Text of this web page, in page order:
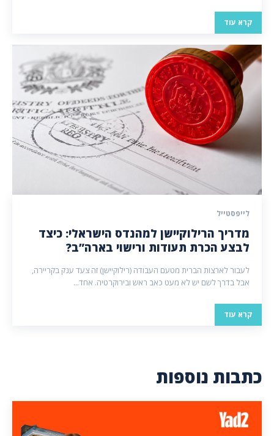
קרא עוד
לייפסטייל
מדריך הרילוקיישן למהנדס הישראלי: כיצד
לבצע הכרת תעודות ורישוי בארה”ב?
לעבור לארצות הברית מטעם העבודה (רילוקיישן) זה צעד ענק בקריירה,
אבל בדרך לשם יש לא מעט כאב ראש ובירוקרטיה. אחד...
קרא עוד
כתבות נוספות